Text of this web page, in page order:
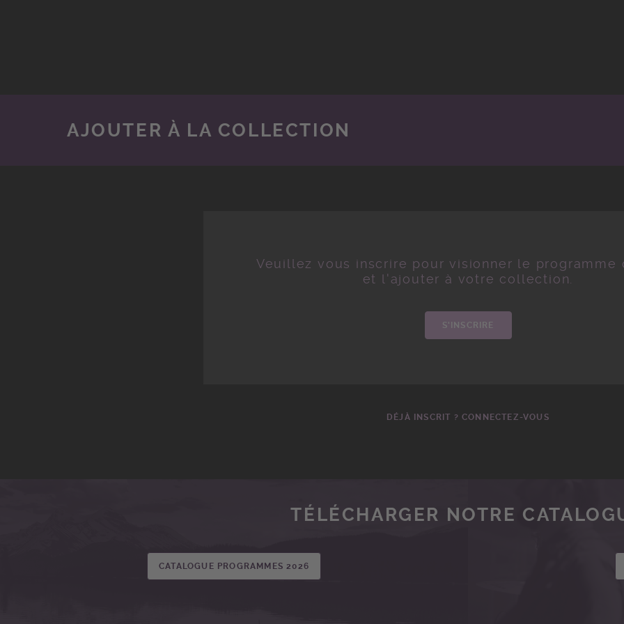
AJOUTER À LA COLLECTION
Veuillez vous inscrire pour visionner le programme
et l'ajouter à votre collection.
S'INSCRIRE
DÉJÀ INSCRIT ? CONNECTEZ-VOUS
TÉLÉCHARGER NOTRE
CATALOGUE PROGRAMMES 2026